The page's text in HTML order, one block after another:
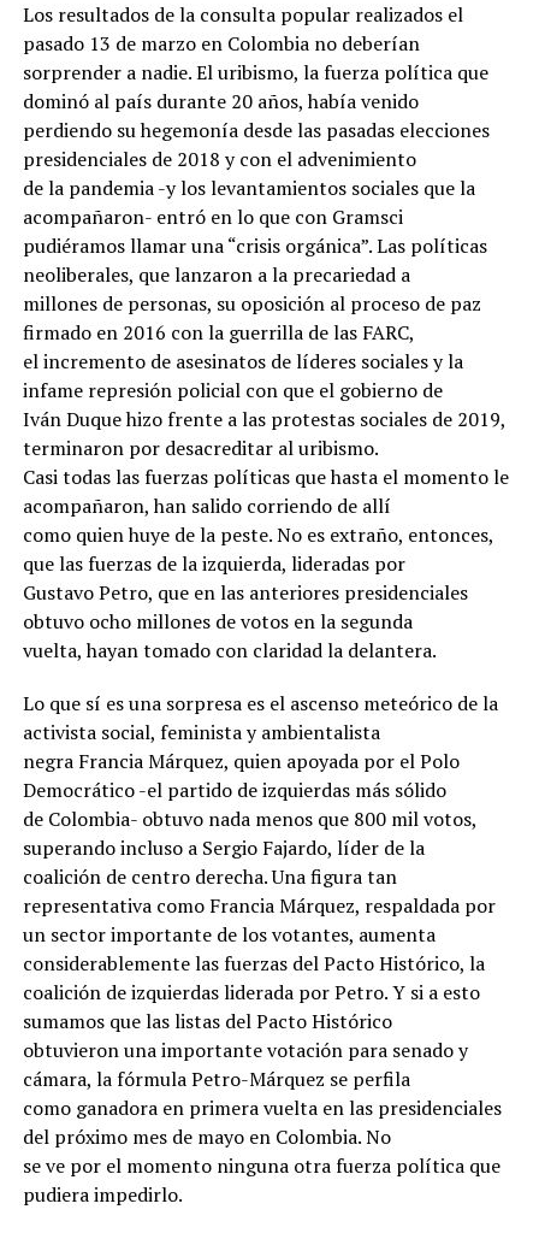
Los resultados de la consulta popular realizados el
pasado 13 de marzo en Colombia no deberían
sorprender a nadie. El uribismo, la fuerza política que
dominó al país durante 20 años, había venido
perdiendo su hegemonía desde las pasadas elecciones
presidenciales de 2018 y con el advenimiento
de la pandemia -y los levantamientos sociales que la
acompañaron- entró en lo que con Gramsci
pudiéramos llamar una “crisis orgánica”. Las políticas
neoliberales, que lanzaron a la precariedad a
millones de personas, su oposición al proceso de paz
firmado en 2016 con la guerrilla de las FARC,
el incremento de asesinatos de líderes sociales y la
infame represión policial con que el gobierno de
Iván Duque hizo frente a las protestas sociales de 2019,
terminaron por desacreditar al uribismo.
Casi todas las fuerzas políticas que hasta el momento le
acompañaron, han salido corriendo de allí
como quien huye de la peste. No es extraño, entonces,
que las fuerzas de la izquierda, lideradas por
Gustavo Petro, que en las anteriores presidenciales
obtuvo ocho millones de votos en la segunda
vuelta, hayan tomado con claridad la delantera.
Lo que sí es una sorpresa es el ascenso meteórico de la
activista social, feminista y ambientalista
negra Francia Márquez, quien apoyada por el Polo
Democrático -el partido de izquierdas más sólido
de Colombia- obtuvo nada menos que 800 mil votos,
superando incluso a Sergio Fajardo, líder de la
coalición de centro derecha. Una figura tan
representativa como Francia Márquez, respaldada por
un sector importante de los votantes, aumenta
considerablemente las fuerzas del Pacto Histórico, la
coalición de izquierdas liderada por Petro. Y si a esto
sumamos que las listas del Pacto Histórico
obtuvieron una importante votación para senado y
cámara, la fórmula Petro-Márquez se perfila
como ganadora en primera vuelta en las presidenciales
del próximo mes de mayo en Colombia. No
se ve por el momento ninguna otra fuerza política que
pudiera impedirlo.